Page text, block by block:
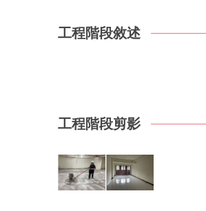
工程階段敘述
工程階段剪影